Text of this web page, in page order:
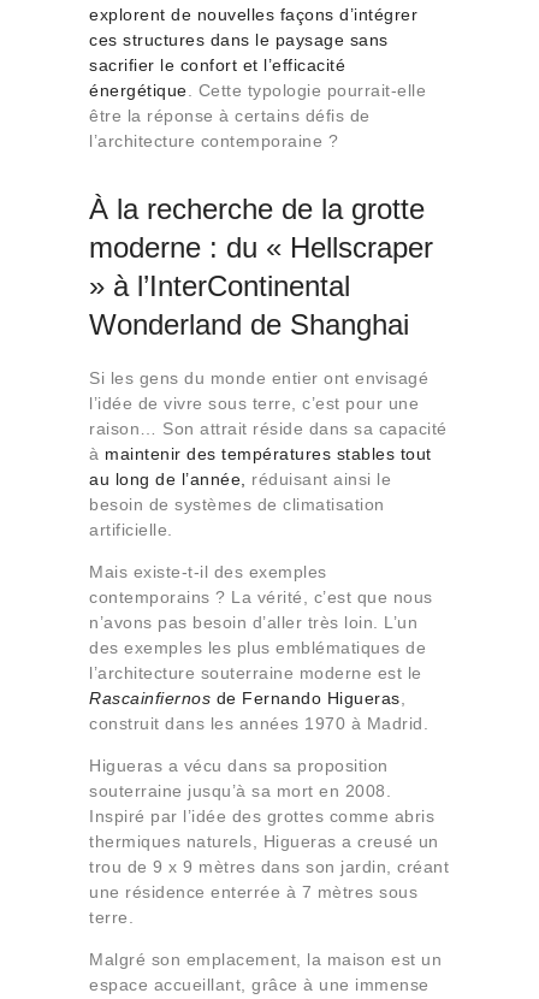
explorent de nouvelles façons d’intégrer
ces structures dans le paysage sans
sacrifier le confort et l’efficacité
énergétique . Cette typologie pourrait-elle
être la réponse à certains défis de
l’architecture contemporaine ?
À la recherche de la grotte
moderne : du « Hellscraper
» à l’InterContinental
Wonderland de Shanghai
Si les gens du monde entier ont envisagé
l’idée de vivre sous terre, c’est pour une
raison… Son attrait réside dans sa capacité
à maintenir des températures stables tout
au long de l’année,
réduisant ainsi le
besoin de systèmes de climatisation
artificielle.
Mais existe-t-il des exemples
contemporains ? La vérité, c’est que nous
n’avons pas besoin d’aller très loin. L’un
des exemples les plus emblématiques de
l’architecture souterraine moderne est le
Rascainfiernos de Fernando Higueras
construit dans les années 1970 à Madrid.
Higueras a vécu dans sa proposition
souterraine jusqu’à sa mort en 2008.
Inspiré par l’idée des grottes comme abris
thermiques naturels, Higueras a creusé un
trou de 9 x 9 mètres dans son jardin, créant
une résidence enterrée à 7 mètres sous
terre.
Malgré son emplacement, la maison est un
espace accueillant, grâce à une immense